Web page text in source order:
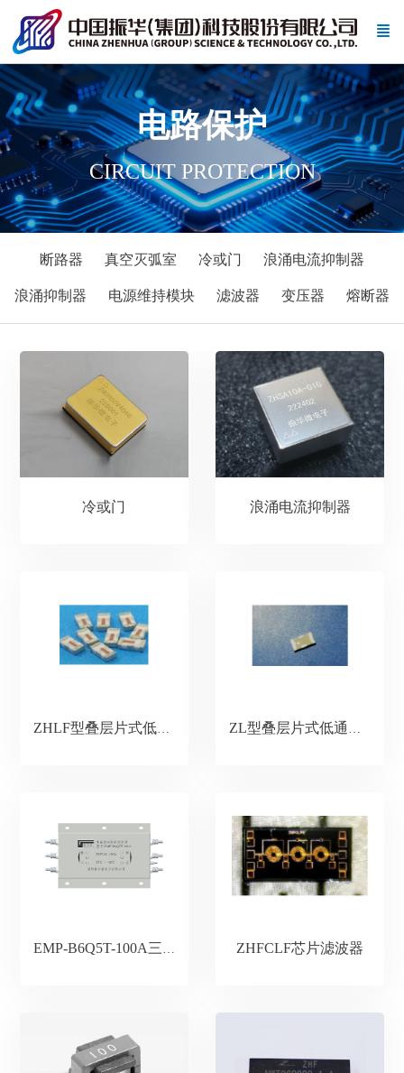
电路保护
CIRCUIT PROTECTION
断路器 真空灭弧室 冷或门 浪涌电流抑制器
浪涌抑制器 电源维持模块 滤波器 变压器 熔断器
冷或门 浪涌电流抑制器
ZHLF型叠层片式低通滤波器
EMP-B6Q5T-100A三相大电流EMP电磁脉冲防护滤波器 ZHFCLF芯片滤波器